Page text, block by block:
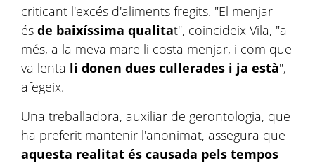
criticant l'excés d'aliments fregits. "El menjar
és de baixíssima qualitat", coincideix Vila, "a
més, a la meva mare li costa menjar, i com que
va lenta li donen dues cullerades i ja està",
afegeix.
Una treballadora, auxiliar de gerontologia, que
ha preferit mantenir l'anonimat, assegura que
aquesta realitat és causada pels tempos